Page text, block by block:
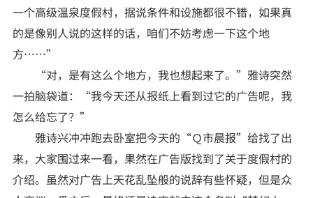
一个高级温泉度假村，据说条件和设施都很不错，如果真
的是像别人说的这样的话，咱们不妨考虑一下这个地
方……”
“对，是有这么个地方，我也想起来了。”雅诗突然
一拍脑袋道：“我今天还从报纸上看到过它的广告呢，我
怎么给忘了？”
雅诗兴冲冲跑去卧室把今天的“Ｑ市晨报”给找了出
来，大家围过来一看，果然在广告版找到了关于度假村的
介绍。虽然对广告上天花乱坠般的说辞有些怀疑，但是众